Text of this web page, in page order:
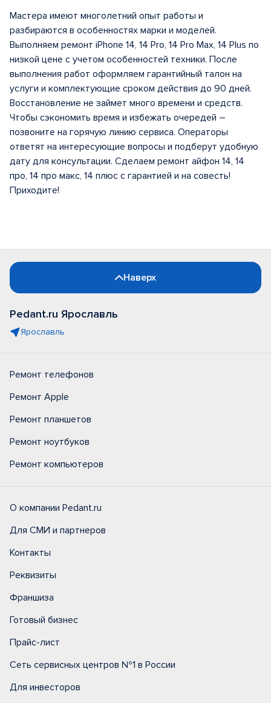
Мастера имеют многолетний опыт работы и
разбираются в особенностях марки и моделей.
Выполняем ремонт iPhone 14, 14 Pro, 14 Pro Max, 14 Plus по
низкой цене с учетом особенностей техники. После
выполнения работ оформляем гарантийный талон на
услуги и комплектующие сроком действия до 90 дней.
Восстановление не займет много времени и средств.
Чтобы сэкономить время и избежать очередей –
позвоните на горячую линию сервиса. Операторы
ответят на интересующие вопросы и подберут удобную
дату для консультации. Сделаем ремонт айфон 14, 14
про, 14 про макс, 14 плюс с гарантией и на совесть!
Приходите!
Наверх
Pedant.ru Ярославль
Ярославль
Ремонт телефонов
Ремонт Apple
Ремонт планшетов
Ремонт ноутбуков
Ремонт компьютеров
О компании Pedant.ru
Для СМИ и партнеров
Контакты
Реквизиты
Франшиза
Готовый бизнес
Прайс-лист
Сеть сервисных центров №1 в России
Для инвесторов